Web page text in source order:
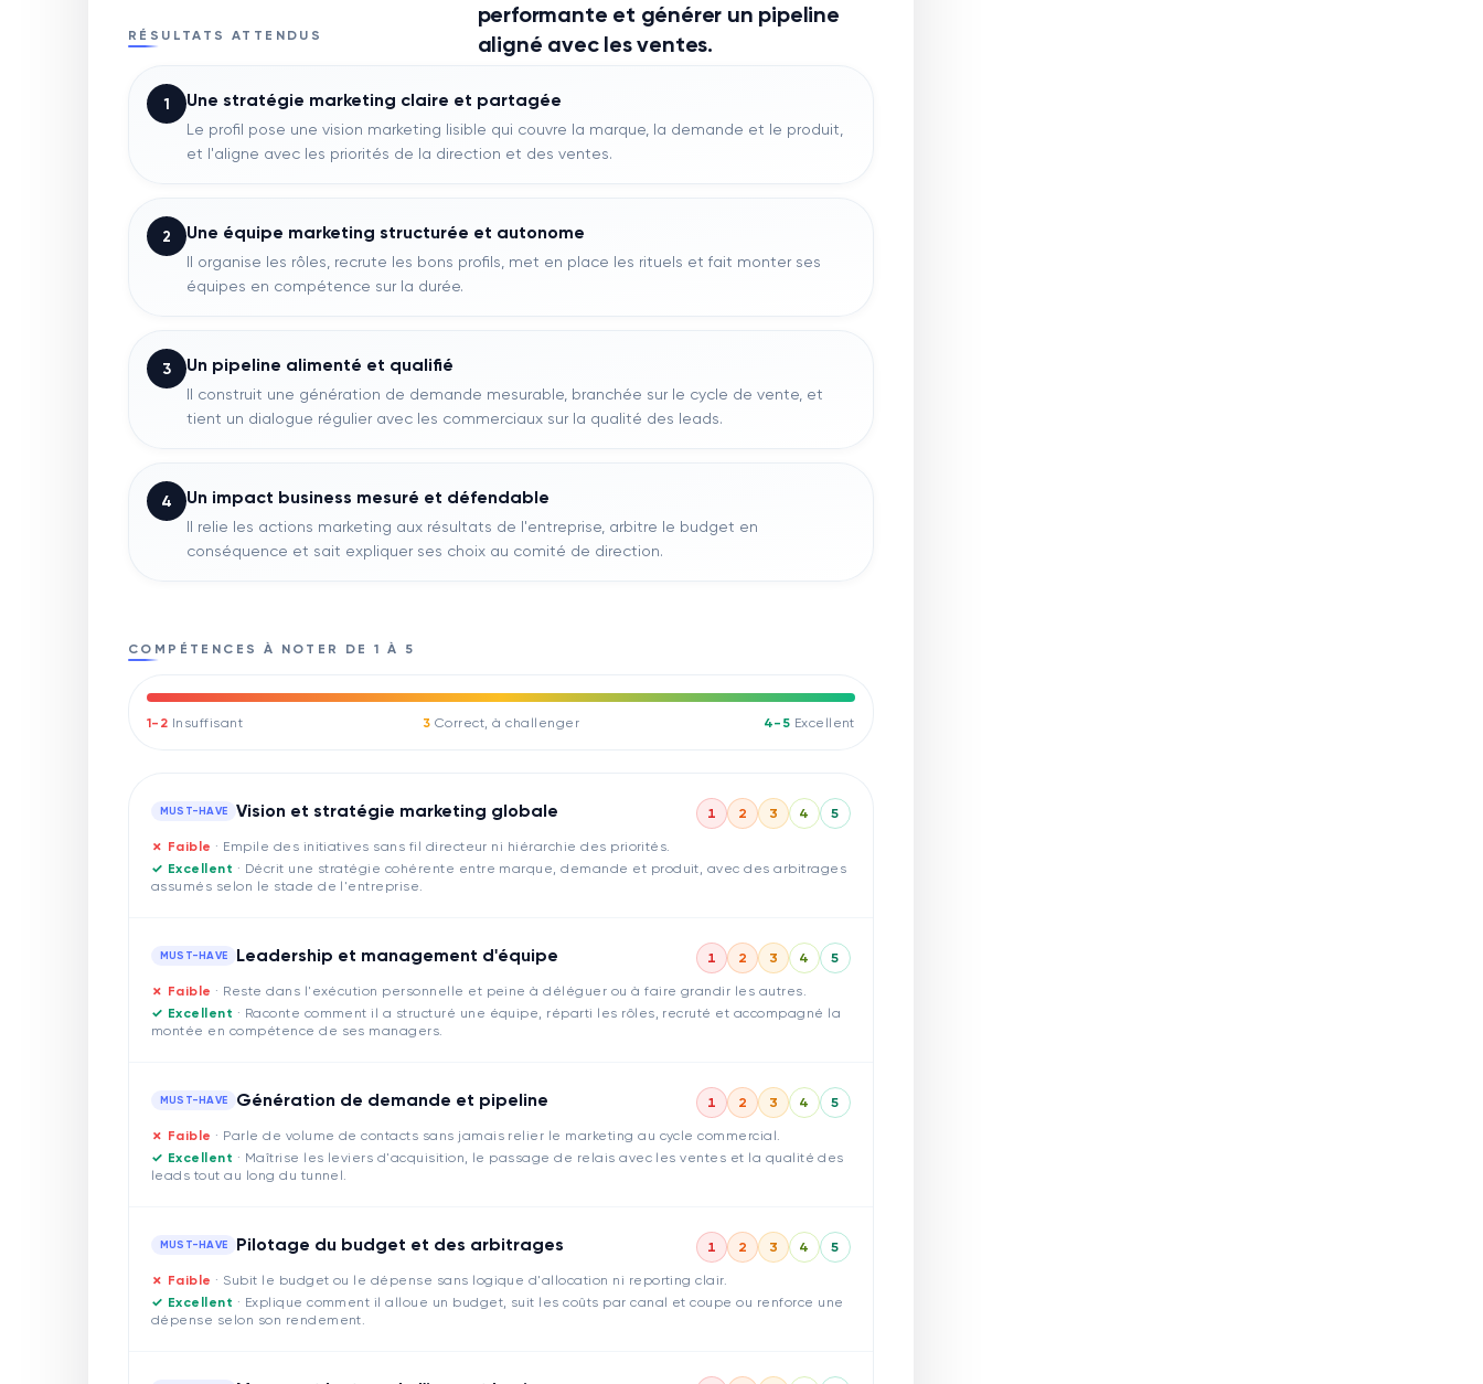
performante et générer un pipeline
aligné avec les ventes.
RÉSULTATS ATTENDUS
1 Une stratégie marketing claire et partagée
Le profil pose une vision marketing lisible qui couvre la marque, la demande et le produit,
et l'aligne avec les priorités de la direction et des ventes.
2 Une équipe marketing structurée et autonome
Il organise les rôles, recrute les bons profils, met en place les rituels et fait monter ses
équipes en compétence sur la durée.
3 Un pipeline alimenté et qualifié
Il construit une génération de demande mesurable, branchée sur le cycle de vente, et
tient un dialogue régulier avec les commerciaux sur la qualité des leads.
4 Un impact business mesuré et défendable
Il relie les actions marketing aux résultats de l'entreprise, arbitre le budget en
conséquence et sait expliquer ses choix au comité de direction.
COMPÉTENCES À NOTER DE 1 À 5
1-2 Insuffisant 3 Correct, à challenger 4-5 Excellent
MUST-HAVE Vision et stratégie marketing globale 1 2 3 4 5
✗ Faible · Empile des initiatives sans fil directeur ni hiérarchie des priorités.
✓ Excellent · Décrit une stratégie cohérente entre marque, demande et produit, avec des arbitrages
assumés selon le stade de l'entreprise.
MUST-HAVE Leadership et management d'équipe 1 2 3 4 5
✗ Faible · Reste dans l'exécution personnelle et peine à déléguer ou à faire grandir les autres.
✓ Excellent · Raconte comment il a structuré une équipe, réparti les rôles, recruté et accompagné la
montée en compétence de ses managers.
MUST-HAVE Génération de demande et pipeline 1 2 3 4 5
✗ Faible · Parle de volume de contacts sans jamais relier le marketing au cycle commercial.
✓ Excellent · Maîtrise les leviers d'acquisition, le passage de relais avec les ventes et la qualité des
leads tout au long du tunnel.
MUST-HAVE Pilotage du budget et des arbitrages 1 2 3 4 5
✗ Faible · Subit le budget ou le dépense sans logique d'allocation ni reporting clair.
✓ Excellent · Explique comment il alloue un budget, suit les coûts par canal et coupe ou renforce une
dépense selon son rendement.